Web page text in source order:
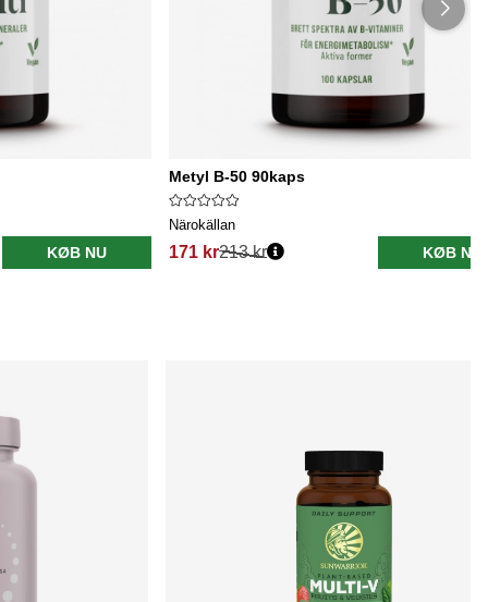
KØB NU
Metyl B-50 90kaps
Närokällan
171 kr213 kr KØB NU